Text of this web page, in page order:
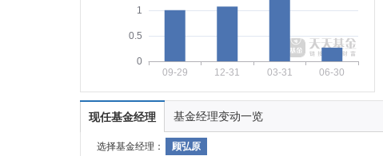
0
0.5
1
09-29 12-31 03-31 06-30
现任基金经理 基金经理变动一览
选择基金经理： 顾弘原